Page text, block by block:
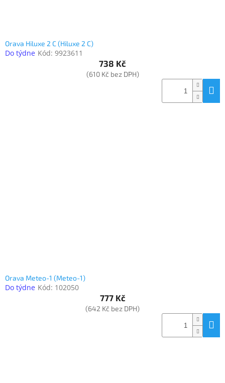
Orava Hiluxe 2 C (Hiluxe 2 C)
Do týdne Kód: 9923611
738 Kč
(610 Kč bez DPH)
Orava Meteo-1 (Meteo-1)
Do týdne Kód: 102050
777 Kč
(642 Kč bez DPH)